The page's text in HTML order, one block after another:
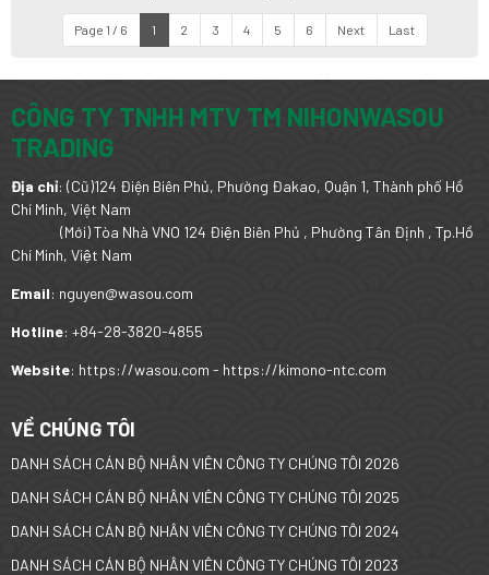
Page 1 / 6 1 2 3 4 5 6 Next Last
CÔNG TY TNHH MTV TM NIHONWASOU
TRADING
Địa chỉ: (Cũ)124 Điện Biên Phủ, Phường Đakao, Quận 1, Thành phố Hồ
Chí Minh, Việt Nam
(Mới) Tòa Nhà VNO 124 Điện Biên Phủ , Phường Tân Định , Tp.Hồ
Chí Minh, Việt Nam
Email: nguyen@wasou.com
Hotline: +84-28-3820-4855
Website: https://wasou.com - https://kimono-ntc.com
VỀ CHÚNG TÔI
DANH SÁCH CÁN BỘ NHÂN VIÊN CÔNG TY CHÚNG TÔI 2026
DANH SÁCH CÁN BỘ NHÂN VIÊN CÔNG TY CHÚNG TÔI 2025
DANH SÁCH CÁN BỘ NHÂN VIÊN CÔNG TY CHÚNG TÔI 2024
DANH SÁCH CÁN BỘ NHÂN VIÊN CÔNG TY CHÚNG TÔI 2023